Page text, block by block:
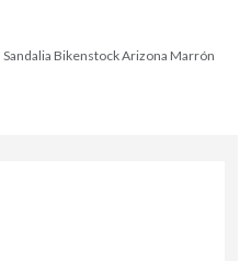
Sandalia Bikenstock Arizona Marrón